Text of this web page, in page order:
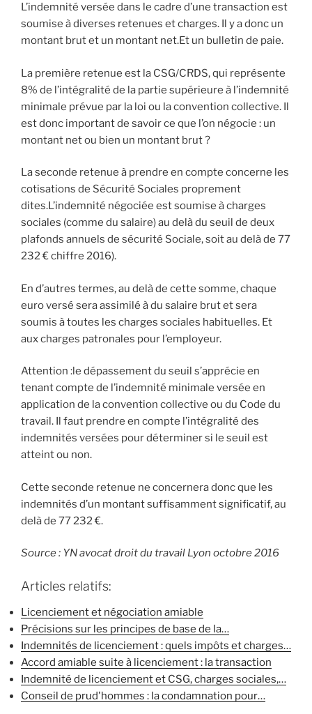
L’indemnité versée dans le cadre d’une transaction est
soumise à diverses retenues et charges. Il y a donc un
montant brut et un montant net.Et un bulletin de paie.
La première retenue est la CSG/CRDS, qui représente
8% de l’intégralité de la partie supérieure à l’indemnité
minimale prévue par la loi ou la convention collective. Il
est donc important de savoir ce que l’on négocie : un
montant net ou bien un montant brut ?
La seconde retenue à prendre en compte concerne les
cotisations de Sécurité Sociales proprement
dites.L’indemnité négociée est soumise à charges
sociales (comme du salaire) au delà du seuil de deux
plafonds annuels de sécurité Sociale, soit au delà de 77
232 € chiffre 2016).
En d’autres termes, au delà de cette somme, chaque
euro versé sera assimilé à du salaire brut et sera
soumis à toutes les charges sociales habituelles. Et
aux charges patronales pour l’employeur.
Attention :le dépassement du seuil s’apprécie en
tenant compte de l’indemnité minimale versée en
application de la convention collective ou du Code du
travail. Il faut prendre en compte l’intégralité des
indemnités versées pour déterminer si le seuil est
atteint ou non.
Cette seconde retenue ne concernera donc que les
indemnités d’un montant suffisamment significatif, au
delà de 77 232 €.
Source : YN avocat droit du travail Lyon octobre 2016
Articles relatifs:
Licenciement et négociation amiable
Précisions sur les principes de base de la…
Indemnités de licenciement : quels impôts et charges…
Accord amiable suite à licenciement : la transaction
Indemnité de licenciement et CSG, charges sociales,…
Conseil de prud'hommes : la condamnation pour…